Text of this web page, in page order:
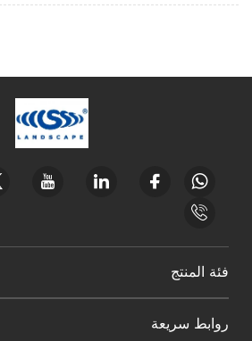
فئة المنتج
روابط سريعة